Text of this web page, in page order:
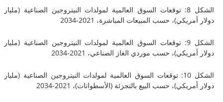
الشكل 8: توقعات السوق العالمية لمولدات النيتروجين الصناعية (مليار
حسب المبيعات المباشرة، 2021-2034
الشكل 9: توقعات السوق العالمية لمولدات النيتروجين الصناعية (مليار
حسب موردي الغاز الصناعي، 2021-2034
الشكل 10: توقعات السوق العالمية لمولدات النيتروجين الصناعية (مليار
حسب البيع بالتجزئة (الأسطوانات)، 2021-2034